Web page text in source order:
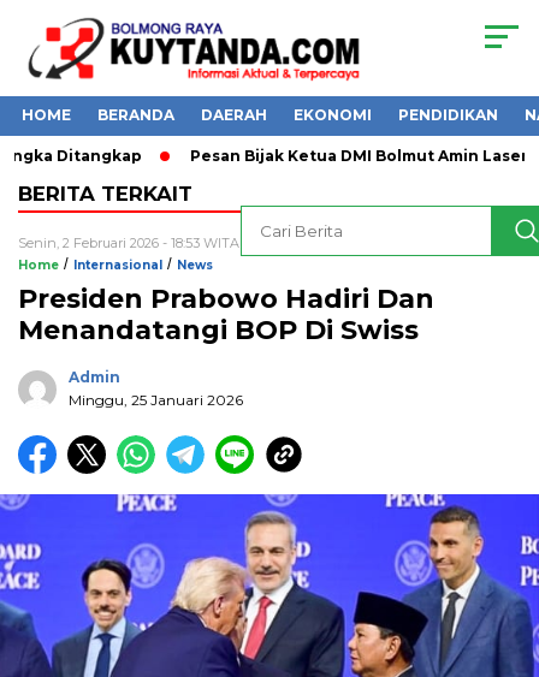
HOME BERANDA DAERAH EKONOMI PENDIDIKAN
Ditangkap Pesan Bijak Ketua DMI Bolmut Amin Lasena
Home / Internasional / News
Presiden Prabowo Hadiri Dan
Menandatangi BOP Di Swiss
Admin
Minggu, 25 Januari 2026
BERITA TERKAIT
Senin, 2 Februari 2026 - 18:53 WITA